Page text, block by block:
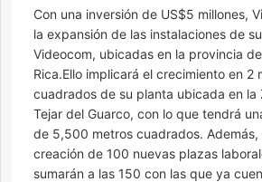
Con una inversión de US$5 millones,
la expansión de las instalaciones de
Videocom, ubicadas en la provincia
Rica.Ello implicará el crecimiento en 2
cuadrados de su planta ubicada en la
Tejar del Guarco, con lo que tendrá
de 5,500 metros cuadrados. Además,
creación de 100 nuevas plazas
sumarán a las 150 con las que ya